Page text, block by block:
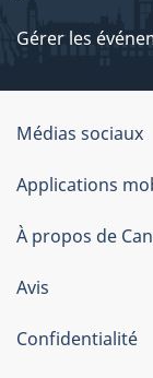
Gérer les
du
du
Canada
Médias sociaux
Applications
À propos de
Avis
Confidentialité